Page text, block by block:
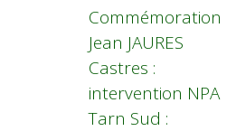
Commémoration
Jean JAURES
Castres :
intervention NPA
Tarn Sud :